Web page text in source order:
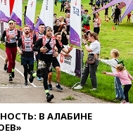
22:45
Литовец
погранпункт при
попасть в Россию
22:28Бессент
скорое
о прекращении
США и Ирана
22:15
В АЛАБИНЕ